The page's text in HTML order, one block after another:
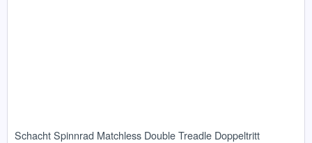
Schacht Spinnrad Matchless Double Treadle Doppeltritt